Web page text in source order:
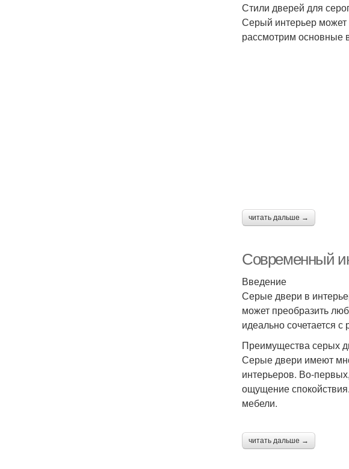
Стили дверей для
Серый интерьер может
рассмотрим основные
читать дальше →
Современный
Введение
Серые двери в
может преобразить
идеально сочетается
Преимущества серых
Серые двери имеют
интерьеров. Во-
ощущение
мебели.
читать дальше →